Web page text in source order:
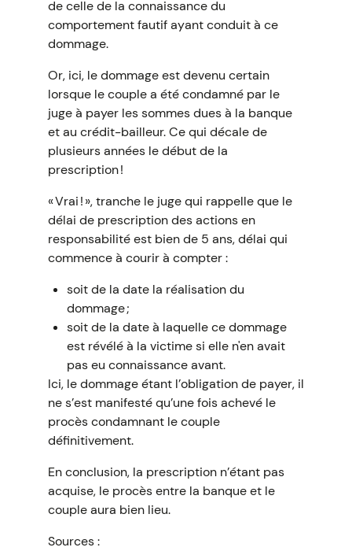
de celle de la connaissance du
comportement fautif ayant conduit à ce
dommage.
Or, ici, le dommage est devenu certain
lorsque le couple a été condamné par le
juge à payer les sommes dues à la banque
et au crédit-bailleur. Ce qui décale de
plusieurs années le début de la
prescription !
« Vrai ! », tranche le juge qui rappelle que le
délai de prescription des actions en
responsabilité est bien de 5 ans, délai qui
commence à courir à compter :
soit de la date la réalisation du
dommage ;
soit de la date à laquelle ce dommage
est révélé à la victime si elle n'en avait
pas eu connaissance avant.
Ici, le dommage étant l’obligation de payer, il
ne s’est manifesté qu’une fois achevé le
procès condamnant le couple
définitivement.
En conclusion, la prescription n’étant pas
acquise, le procès entre la banque et le
couple aura bien lieu.
Sources :